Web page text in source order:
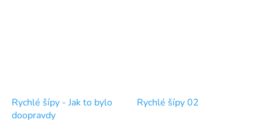
Rychlé šípy - Jak to bylo
doopravdy
Rychlé šípy 02